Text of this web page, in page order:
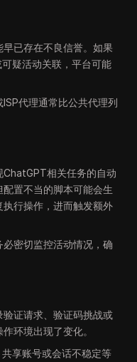
已存在不良信誉。如果
疑活动关联，平台可能
代理通常比公共代理列
相关任务的自动
置不当的脚本可能会生
行操作，进而触发额外
密切监控活动情况，确
证请求、验证码挑战或
环境出现了变化。
享账号或会话不稳定等